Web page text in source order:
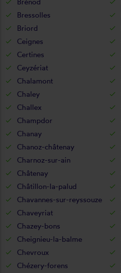
Bressolles
Briord
Ceignes
Certines
Ceyzériat
Chalamont
Chaley
Challex
Champdor
Chanay
Chanoz-châtenay
Charnoz-sur-ain
Châtenay
Châtillon-la-palud
Chavannes-sur-reyssouze
Chaveyriat
Chazey-bons
Cheignieu-la-balme
Chevroux
Chézery-forens